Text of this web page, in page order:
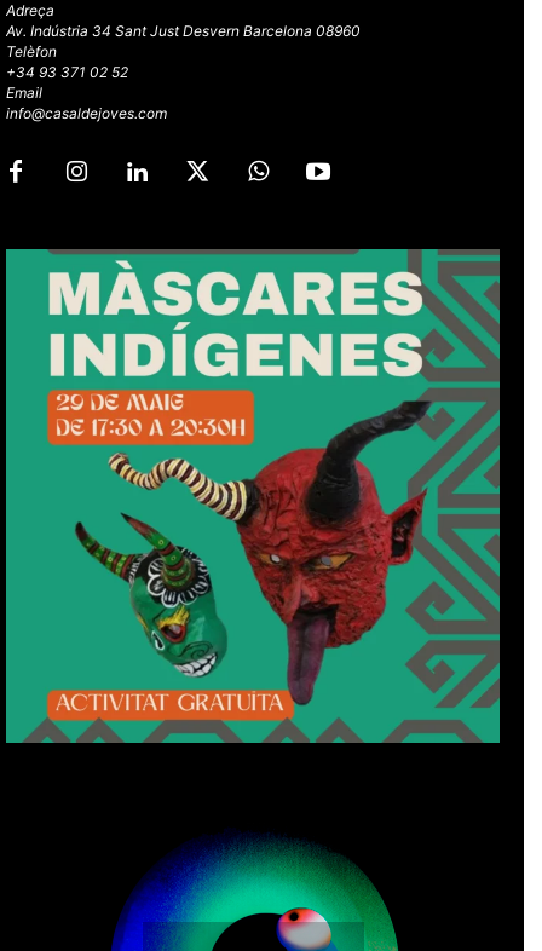
Adreça
Av. Indústria 34 Sant Just Desvern Barcelona 08960
Telèfon
+34 93 371 02 52
Email
info@casaldejoves.com